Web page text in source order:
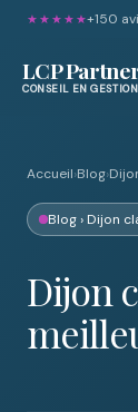
★★★★★+150
LCP
CONSEIL EN
Accueil›Blog›
Blog › Dijon
Dijon